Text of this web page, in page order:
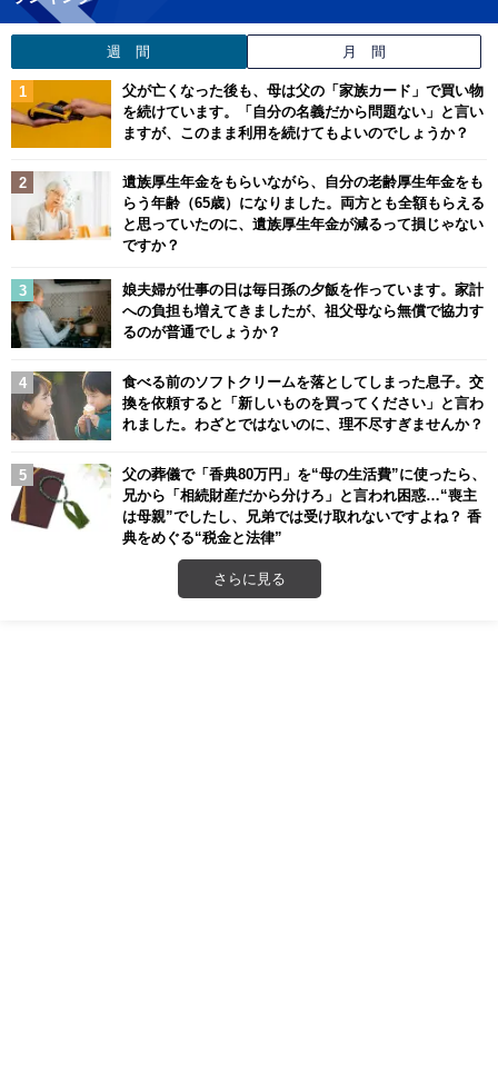
週 間 月 間
父が亡くなった後も、母は父の「家族カード」で買い物
を続けています。「自分の名義だから問題ない」と言い
ますが、このまま利用を続けてもよいのでしょうか？
遺族厚生年金をもらいながら、自分の老齢厚生年金をも
らう年齢（65歳）になりました。両方とも全額もらえる
と思っていたのに、遺族厚生年金が減るって損じゃない
ですか？
娘夫婦が仕事の日は毎日孫の夕飯を作っています。家計
への負担も増えてきましたが、祖父母なら無償で協力す
るのが普通でしょうか？
食べる前のソフトクリームを落としてしまった息子。交
換を依頼すると「新しいものを買ってください」と言わ
れました。わざとではないのに、理不尽すぎませんか？
父の葬儀で「香典80万円」を“母の生活費”に使ったら、
兄から「相続財産だから分けろ」と言われ困惑…“喪主
は母親”でしたし、兄弟では受け取れないですよね？ 香
典をめぐる“税金と法律”
さらに見る